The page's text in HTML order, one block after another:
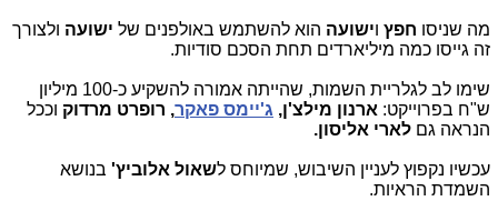
מה שניסו חפץ וישועה הוא להשתמש באולפנים של ישועה ולצורך
זה גייסו כמה מיליארדים תחת הסכם סודיות.
שימו לב לגלריית השמות, שהייתה אמורה להשקיע כ-100 מיליון
ש"ח בפרוייקט: ארנון מילצ'ן, ג'יימס פאקר, רופרט מרדוק וככל
הנראה גם לארי אליסון.
עכשיו נקפוץ לעניין השיבוש, שמיוחס לשאול אלוביץ' בנושא
השמדת הראיות.